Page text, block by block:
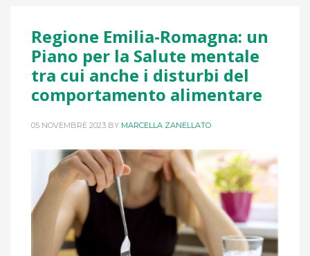
Regione Emilia-Romagna: un
Piano per la Salute mentale
tra cui anche i disturbi del
comportamento alimentare
05 NOVEMBRE 2023 BY MARCELLA ZANELLATO